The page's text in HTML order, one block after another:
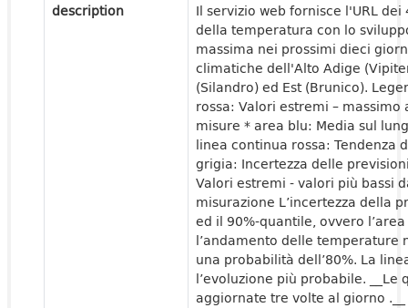
description
Il servizio web fornisce l'URL
della temperatura con lo
massima nei prossimi dieci
climatiche dell'Alto Adige
(Silandro) ed Est (Brunico).
rossa: Valori estremi – massimo
misure * area blu: Media sul
linea continua rossa: Tendenza
grigia: Incertezza delle
Valori estremi - valori più bassi
misurazione L’incertezza della
ed il 90%-quantile, ovvero
l’andamento delle temperature
una probabilità dell’80%. La
l’evoluzione più probabile.
aggiornate tre volte al giorno .__